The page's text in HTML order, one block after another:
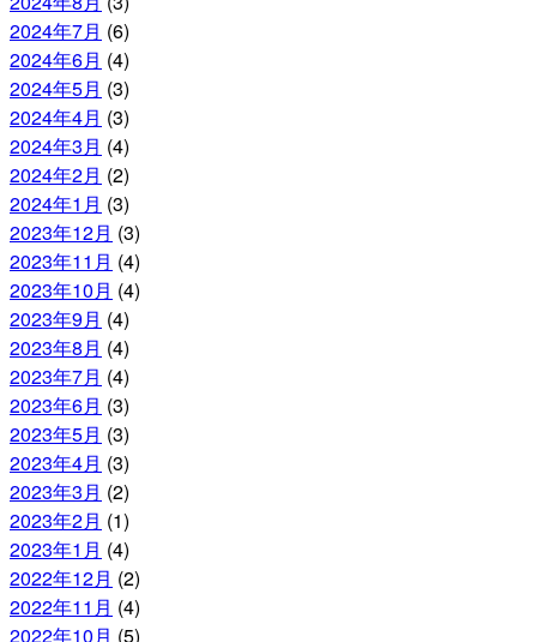
2024年7月 (6)
2024年6月 (4)
2024年5月 (3)
2024年4月 (3)
2024年3月 (4)
2024年2月 (2)
2024年1月 (3)
2023年12月 (3)
2023年11月 (4)
2023年10月 (4)
2023年9月 (4)
2023年8月 (4)
2023年7月 (4)
2023年6月 (3)
2023年5月 (3)
2023年4月 (3)
2023年3月 (2)
2023年2月 (1)
2023年1月 (4)
2022年12月 (2)
2022年11月 (4)
2022年10月 (5)